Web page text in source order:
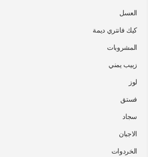
العسل
كيك فانتري ديمة
المشروبات
زبيب يمني
لوز
فستق
سجاد
الاجبان
الخردوات